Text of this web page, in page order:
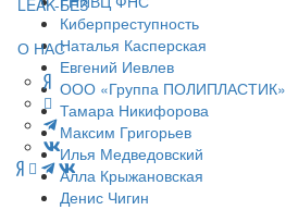
LEAK-БЕЗ
О НАС
Киберпреступность
Наталья Касперская
Евгений Иевлев
ООО «Группа ПОЛИПЛАСТИК»
Тамара Никифорова
Максим Григорьев
Илья Медведовский
Алла Крыжановская
Денис Чигин